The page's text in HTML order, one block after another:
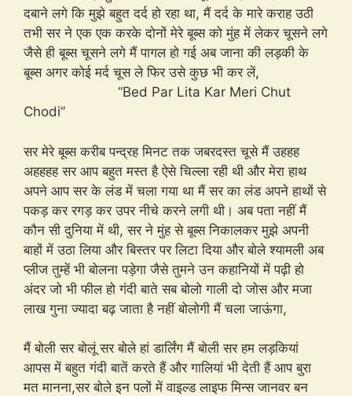
दबाने लगे कि मुझे बहुत दर्द हो रहा था, मैं दर्द के मारे कराह उठी
तभी सर ने एक एक करके दोनों मेरे बूब्स को मुंह में लेकर चूसने लगे
जैसे ही बूब्स चूसने लगे मैं पागल हो गई अब जाना की लड़की के
बूब्स अगर कोई मर्द चूस ले फिर उसे कुछ भी कर लें,
“Bed Par Lita Kar Meri Chut
Chodi”
सर मेरे बूब्स करीब पन्द्रह मिनट तक जबरदस्त चूसे मैं उहहह
अहहहह सर आप बहुत मस्त है ऐसे चिल्ला रही थी और मेरा हाथ
अपने आप सर के लंड में चला गया था मैं सर का लंड अपने हाथों से
पकड़ कर रगड़ कर उपर नीचे करने लगी थी। अब पता नहीं मैं
कौन सी दुनिया में थी, सर ने मुंह से बूब्स निकालकर मुझे अपनी
बाहों में उठा लिया और बिस्तर पर लिटा दिया और बोले श्यामली अब
प्लीज तुम्हें भी बोलना पड़ेगा जैसे तुमने उन कहानियों में पढ़ी हो
अंदर जो भी फील हो गंदी बाते सब बोलो गाली दो जोस और मजा
लाख गुना ज्यादा बढ़ जाता है नहीं बोलोगी मैं चला जाऊंगा,
मैं बोली सर बोलूं सर बोले हां डार्लिंग मैं बोली सर हम लड़कियां
आपस में बहुत गंदी बातें करते हैं और गालियां भी देती हैं आप बुरा
मत मानना,सर बोले इन पलों में वाइल्ड लाइफ मिन्स जानवर बन